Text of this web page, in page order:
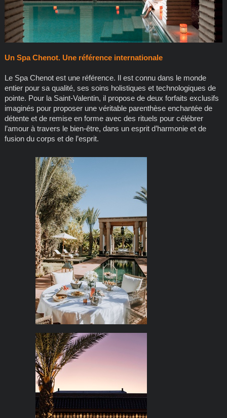
Un Spa Chenot. Une référence internationale
Le Spa Chenot est une référence. Il est connu dans le monde
entier pour sa qualité, ses soins holistiques et technologiques de
pointe. Pour la Saint-Valentin, il propose de deux forfaits exclusifs
imaginés pour proposer une véritable parenthèse enchantée de
détente et de remise en forme avec des rituels pour célébrer
l’amour à travers le bien-être, dans un esprit d’harmonie et de
fusion du corps et de l’esprit.